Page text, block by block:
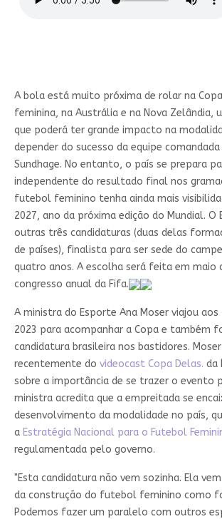
A bola está muito próxima de rolar na
feminina, na Austrália e na Nova Zelândia,
que poderá ter grande impacto na
depender do sucesso da equipe comandada
Sundhage. No entanto, o país se prepara
independente do resultado final nos
futebol feminino tenha ainda mais
2027, ano da próxima edição do Mundial. O
outras três candidaturas (duas delas
de países), finalista para ser sede do
quatro anos. A escolha será feita em maio
congresso anual da Fifa.
A ministra do Esporte Ana Moser viajou
2023 para acompanhar a Copa e também
candidatura brasileira nos bastidores.
recentemente do videocast Copa Delas. da
sobre a importância de se trazer o evento
ministra acredita que a empreitada se
desenvolvimento da modalidade no país,
a Estratégia Nacional para o Futebol
regulamentada pelo governo.
"Esta candidatura não vem sozinha. Ela
da construção do futebol feminino como
Podemos fazer um paralelo com outros